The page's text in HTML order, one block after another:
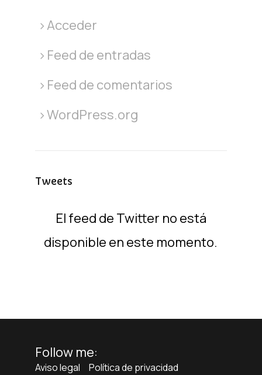
Acceder
Feed de entradas
Feed de comentarios
WordPress.org
Tweets
El feed de Twitter no está
disponible en este momento.
Follow me:
Aviso legal
Política de privacidad